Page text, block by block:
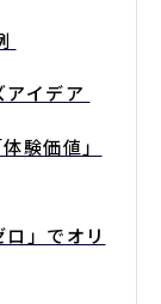
イデア
験価値」
」でオリ